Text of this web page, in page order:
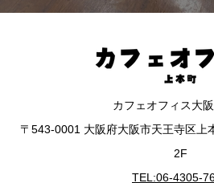
カフェオフィス大
〒543-0001 大阪府大阪市天王寺区上
2F
TEL:06-4305-